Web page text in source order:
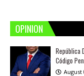
OPINION
República
Código
August